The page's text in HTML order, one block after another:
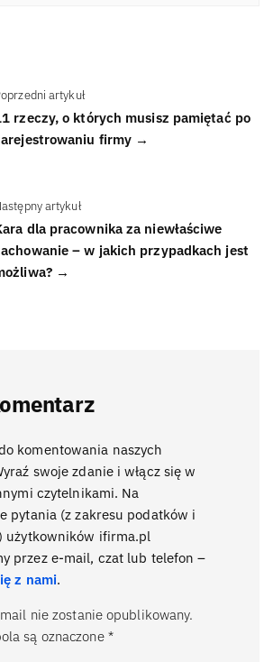
artykuł
rzeczy, o których musisz pamiętać po
firmy →
artykuł
dla pracownika za niewłaściwe
– w jakich przypadkach jest
→
komentowania naszych
swoje zdanie i włącz się w
czytelnikami. Na
pytania (z zakresu podatków i
użytkowników ifirma.pl
przez e-mail, czat lub telefon –
z nami.
nie zostanie opublikowany.
są oznaczone *